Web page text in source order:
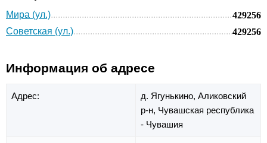
Мира (ул.)
429256
Советская (ул.)
429256
Информация об адресе
Адрес: д. Ягунькино, Аликовский
р-н, Чувашская республика
- Чувашия